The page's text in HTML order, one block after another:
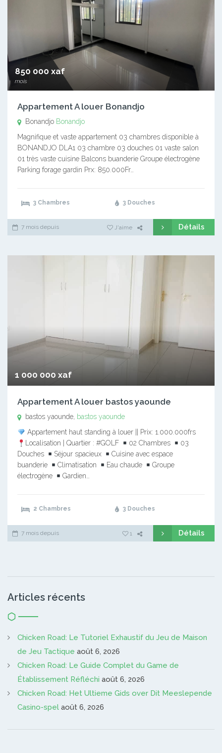
850 000 xaf
mois
Appartement A louer Bonandjo
Bonandjo Bonandjo
Magnifique et vaste appartement 03 chambres disponible à
BONANDJO DLA1 03 chambre 03 douches 01 vaste salon
01 très vaste cuisine Balcons buanderie Groupe électrogène
Parking forage gardin Prx: 850.000Fr…
3 Chambres 3 Douches
7 mois depuis J'aime Détails
1 000 000 xaf
Appartement A louer bastos yaounde
bastos yaounde, bastos yaounde
Appartement haut standing à louer || Prix: 1.000.000frs
Localisation | Quartier : #GOLF
02 Chambres
03
Douches
Séjour spacieux
Cuisine avec espace
buanderie
Climatisation Eau chaude
Groupe
électrogène
Gardien…
2 Chambres 3 Douches
7 mois depuis 1 Détails
Articles récents
Chicken Road: Le Tutoriel Exhaustif du Jeu de Maison
de Jeu Tactique août 6, 2026
Chicken Road: Le Guide Complet du Game de
Établissement Réfléchi août 6, 2026
Chicken Road: Het Ultieme Gids over Dit Meeslepende
Casino-spel août 6, 2026